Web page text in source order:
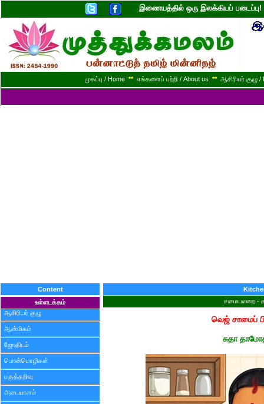
இணையத்தில் ஒரு இலக்கியப்
முகப்பு / Home ** எங்களைப் பற்றி / About us ** ஆசிரியர் குழு
Content
உள்ளடக்கம்
ஆசிரியர் குழு
ஆன்மிகம்
ஜோதிடம்
பொன்மொழிகள்
பகுத்தறிவு
அடையாளம்
சமையலறை -
வெஜ் சாமைப்
சுதா